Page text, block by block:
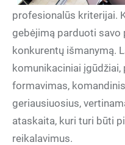
profesionalūs kriterijai.
gebėjimą parduoti savo
konkurentų išmanymą.
komunikaciniai
formavimas,
geriausiuosius,
ataskaita, kuri turi būti
reikalavimus.